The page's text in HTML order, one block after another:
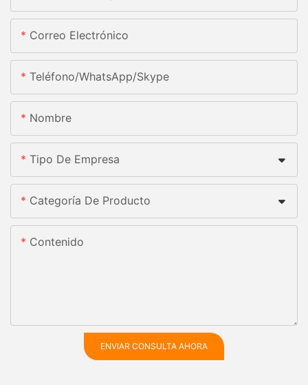
Correo Electrónico
Teléfono/WhatsApp/Skype
Nombre
Tipo De Empresa
Categoría De Producto
Contenido
ENVIAR CONSULTA AHORA